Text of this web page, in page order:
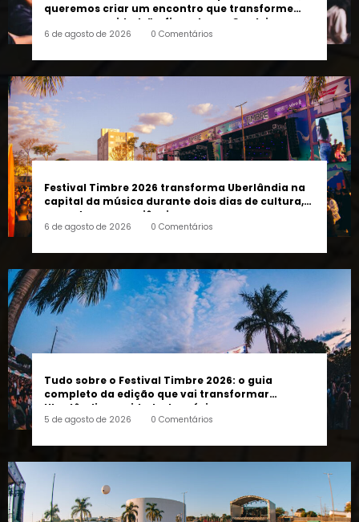
Festival Timbre 2026: “Mais do que um festival,
pessoas e a cidade”, afirma Lucas Cordeiro
Festival Timbre 2026 transforma Uberlândia na
encontros e experiências
Tudo sobre o Festival Timbre 2026: o guia
Uberlândia na cidade da música